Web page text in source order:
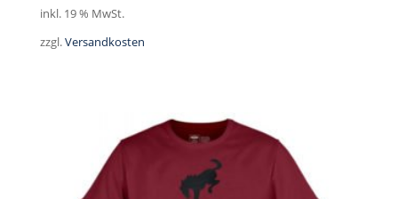
inkl. 19 % MwSt.
zzgl.Versandkosten